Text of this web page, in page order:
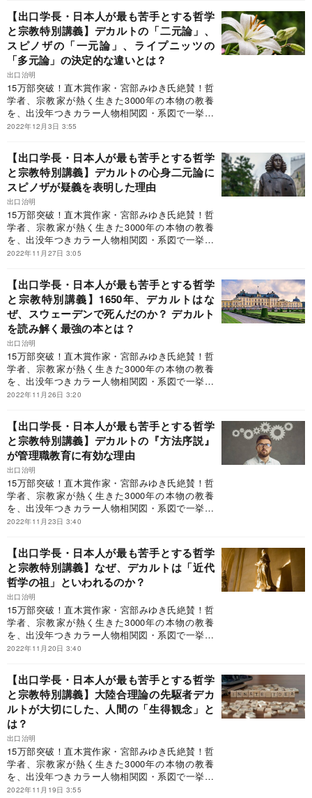
疲労感が残る。世界に初めて登場した名著であ
る」◎大手ベテラン書店員「百年残る王道の一
冊」◎東原敏昭氏（日立製作所会長）「最近、何
か起きたときに必ずひもとく一冊」（日経新聞リ
ーダー本棚）と評した究極の一冊だがこの本、A5
判ハードカバー、468ページ、2400円＋税という
近年稀に見るスケールの本で、巷では「鈍器本」
といわれている。“現代の知の巨人”に、本書を抜
粋しながら、哲学と宗教のツボについて語っても
らおう。
手とする「哲学と宗教」の全史を初めて体系的に
解説！「ビジネス書大賞2020」特別賞（ビジネス
教養部門）受賞！◎宮部みゆき氏（直木賞作家）
「本書を読まなくても単位を落とすことはありま
せんが、よりよく生きるために必要な大切なもの
を落とす可能性はあります」◎池谷裕二氏（東京
大学教授・脳研究者）「初心者でも知の大都市で
路頭に迷わないよう、周到にデザインされ、読者
を思索の快楽へと誘う。世界でも選ばれた人にし
か書けない稀有な本」◎なかにし礼氏（作詞家・
直木賞作家）「読み終わったら、西洋と東洋の哲
疲労感が残る。世界に初めて登場した名著であ
る」◎大手ベテラン書店員「百年残る王道の一
冊」◎東原敏昭氏（日立製作所会長）「最近、何
か起きたときに必ずひもとく一冊」（日経新聞リ
ーダー本棚）と評した究極の一冊だがこの本、A5
判ハードカバー、468ページ、2400円＋税という
近年稀に見るスケールの本で、巷では「鈍器本」
といわれている。“現代の知の巨人”に、本書を抜
粋しながら、哲学と宗教のツボについて語っても
【出口学長・日本人が最も苦手とする哲学
と宗教特別講義】デカルトの「二元論」、
スピノザの「一元論」、ライプニッツの
「多元論」の決定的な違いとは？
出口治明
15万部突破！直木賞作家・宮部みゆき氏絶賛！哲
学者、宗教家が熱く生きた3000年の本物の教養
を、出没年つきカラー人物相関図・系図で一挙紹
介！世界1200都市を訪れ、1万冊超を読破した“現
手とする「哲学と宗教」の全史を初めて体系的に
解説！「ビジネス書大賞2020」特別賞（ビジネス
教養部門）受賞！◎宮部みゆき氏（直木賞作家）
「本書を読まなくても単位を落とすことはありま
せんが、よりよく生きるために必要な大切なもの
を落とす可能性はあります」◎池谷裕二氏（東京
大学教授・脳研究者）「初心者でも知の大都市で
路頭に迷わないよう、周到にデザインされ、読者
を思索の快楽へと誘う。世界でも選ばれた人にし
直木賞作家）「読み終わったら、西洋と東洋の哲
学と宗教の大河を怒濤とともに下ったような快い
疲労感が残る。世界に初めて登場した名著であ
る」◎大手ベテラン書店員「百年残る王道の一
冊」◎東原敏昭氏（日立製作所会長）「最近、何
か起きたときに必ずひもとく一冊」（日経新聞リ
ーダー本棚）と評した究極の一冊だがこの本、A5
判ハードカバー、468ページ、2400円＋税という
近年稀に見るスケールの本で、巷では「鈍器本」
といわれている。“現代の知の巨人”に、本書を抜
粋しながら、哲学と宗教のツボについて語っても
2022年12月3日 3:55
【出口学長・日本人が最も苦手とする哲学
と宗教特別講義】デカルトの心身二元論に
スピノザが疑義を表明した理由
出口治明
15万部突破！直木賞作家・宮部みゆき氏絶賛！哲
学者、宗教家が熱く生きた3000年の本物の教養
を、出没年つきカラー人物相関図・系図で一挙紹
介！世界1200都市を訪れ、1万冊超を読破した“現
手とする「哲学と宗教」の全史を初めて体系的に
解説！「ビジネス書大賞2020」特別賞（ビジネス
教養部門）受賞！◎宮部みゆき氏（直木賞作家）
「本書を読まなくても単位を落とすことはありま
せんが、よりよく生きるために必要な大切なもの
を落とす可能性はあります」◎池谷裕二氏（東京
大学教授・脳研究者）「初心者でも知の大都市で
路頭に迷わないよう、周到にデザインされ、読者
を思索の快楽へと誘う。世界でも選ばれた人にし
か書けない稀有な本」◎なかにし礼氏（作詞家・
直木賞作家）「読み終わったら、西洋と東洋の哲
疲労感が残る。世界に初めて登場した名著であ
る」◎大手ベテラン書店員「百年残る王道の一
冊」◎東原敏昭氏（日立製作所会長）「最近、何
か起きたときに必ずひもとく一冊」（日経新聞リ
ーダー本棚）と評した究極の一冊だがこの本、A5
判ハードカバー、468ページ、2400円＋税という
近年稀に見るスケールの本で、巷では「鈍器本」
といわれている。“現代の知の巨人”に、本書を抜
粋しながら、哲学と宗教のツボについて語っても
2022年11月27日 3:05
【出口学長・日本人が最も苦手とする哲学
と宗教特別講義】1650年、デカルトはな
ぜ、スウェーデンで死んだのか？ デカルト
を読み解く最強の本とは？
出口治明
15万部突破！直木賞作家・宮部みゆき氏絶賛！哲
学者、宗教家が熱く生きた3000年の本物の教養
を、出没年つきカラー人物相関図・系図で一挙紹
介！世界1200都市を訪れ、1万冊超を読破した“現
手とする「哲学と宗教」の全史を初めて体系的に
解説！「ビジネス書大賞2020」特別賞（ビジネス
教養部門）受賞！◎宮部みゆき氏（直木賞作家）
「本書を読まなくても単位を落とすことはありま
せんが、よりよく生きるために必要な大切なもの
を落とす可能性はあります」◎池谷裕二氏（東京
大学教授・脳研究者）「初心者でも知の大都市で
路頭に迷わないよう、周到にデザインされ、読者
を思索の快楽へと誘う。世界でも選ばれた人にし
直木賞作家）「読み終わったら、西洋と東洋の哲
学と宗教の大河を怒濤とともに下ったような快い
疲労感が残る。世界に初めて登場した名著であ
る」◎大手ベテラン書店員「百年残る王道の一
冊」◎東原敏昭氏（日立製作所会長）「最近、何
か起きたときに必ずひもとく一冊」（日経新聞リ
ーダー本棚）と評した究極の一冊だがこの本、A5
判ハードカバー、468ページ、2400円＋税という
近年稀に見るスケールの本で、巷では「鈍器本」
らおう。
2022年11月26日 3:20
【出口学長・日本人が最も苦手とする哲学
と宗教特別講義】デカルトの『方法序説』
が管理職教育に有効な理由
出口治明
15万部突破！直木賞作家・宮部みゆき氏絶賛！哲
学者、宗教家が熱く生きた3000年の本物の教養
を、出没年つきカラー人物相関図・系図で一挙紹
介！世界1200都市を訪れ、1万冊超を読破した“現
手とする「哲学と宗教」の全史を初めて体系的に
解説！「ビジネス書大賞2020」特別賞（ビジネス
教養部門）受賞！◎宮部みゆき氏（直木賞作家）
「本書を読まなくても単位を落とすことはありま
せんが、よりよく生きるために必要な大切なもの
を落とす可能性はあります」◎池谷裕二氏（東京
大学教授・脳研究者）「初心者でも知の大都市で
路頭に迷わないよう、周到にデザインされ、読者
を思索の快楽へと誘う。世界でも選ばれた人にし
直木賞作家）「読み終わったら、西洋と東洋の哲
学と宗教の大河を怒濤とともに下ったような快い
疲労感が残る。世界に初めて登場した名著であ
る」◎大手ベテラン書店員「百年残る王道の一
冊」◎東原敏昭氏（日立製作所会長）「最近、何
か起きたときに必ずひもとく一冊」（日経新聞リ
ーダー本棚）と評した究極の一冊だがこの本、A5
判ハードカバー、468ページ、2400円＋税という
近年稀に見るスケールの本で、巷では「鈍器本」
といわれている。“現代の知の巨人”に、本書を抜
2022年11月23日 3:40
【出口学長・日本人が最も苦手とする哲学
と宗教特別講義】なぜ、デカルトは「近代
哲学の祖」といわれるのか？
出口治明
15万部突破！直木賞作家・宮部みゆき氏絶賛！哲
学者、宗教家が熱く生きた3000年の本物の教養
を、出没年つきカラー人物相関図・系図で一挙紹
介！世界1200都市を訪れ、1万冊超を読破した“現
手とする「哲学と宗教」の全史を初めて体系的に
解説！「ビジネス書大賞2020」特別賞（ビジネス
教養部門）受賞！◎宮部みゆき氏（直木賞作家）
「本書を読まなくても単位を落とすことはありま
せんが、よりよく生きるために必要な大切なもの
を落とす可能性はあります」◎池谷裕二氏（東京
大学教授・脳研究者）「初心者でも知の大都市で
路頭に迷わないよう、周到にデザインされ、読者
を思索の快楽へと誘う。世界でも選ばれた人にし
か書けない稀有な本」◎なかにし礼氏（作詞家・
2022年11月20日 3:40
【出口学長・日本人が最も苦手とする哲学
と宗教特別講義】大陸合理論の先駆者デカ
ルトが大切にした、人間の「生得観念」と
は？
出口治明
15万部突破！直木賞作家・宮部みゆき氏絶賛！哲
学者、宗教家が熱く生きた3000年の本物の教養
を、出没年つきカラー人物相関図・系図で一挙紹
介！世界1200都市を訪れ、1万冊超を読破した“現
2022年11月19日 3:55